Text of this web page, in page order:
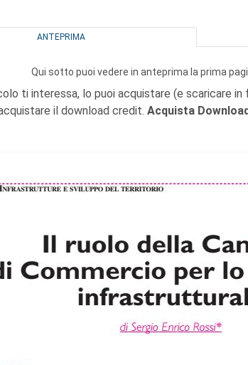
ANTEPRIMA
Qui sotto puoi vedere in anteprima la prima
ti interessa, lo puoi acquistare (e scaricare
il download credit. Acquista